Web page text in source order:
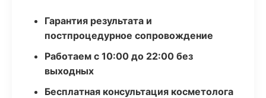
Гарантия результата и
постпроцедурное сопровождение
Работаем с 10:00 до 22:00 без
выходных
Бесплатная консультация косметолога